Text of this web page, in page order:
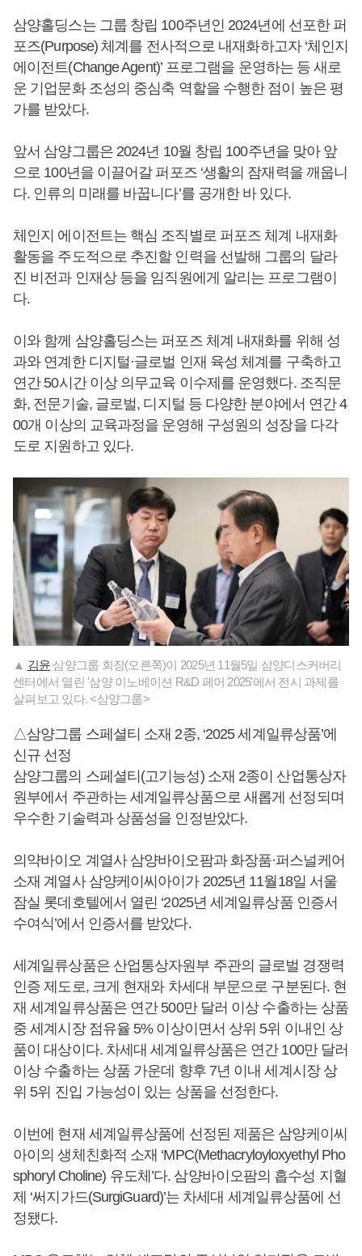
삼양홀딩스는 그룹 창립 100주년인 2024년에 선포한 퍼
포즈(Purpose) 체계를 전사적으로 내재화하고자 ‘체인지
에이전트(Change Agent)’ 프로그램을 운영하는 등 새로
운 기업문화 조성의 중심축 역할을 수행한 점이 높은 평
가를 받았다.
앞서 삼양그룹은 2024년 10월 창립 100주년을 맞아 앞
으로 100년을 이끌어갈 퍼포즈 ‘생활의 잠재력을 깨웁니
다. 인류의 미래를 바꿉니다’를 공개한 바 있다.
체인지 에이전트는 핵심 조직별로 퍼포즈 체계 내재화
활동을 주도적으로 추진할 인력을 선발해 그룹의 달라
진 비전과 인재상 등을 임직원에게 알리는 프로그램이
다.
이와 함께 삼양홀딩스는 퍼포즈 체계 내재화를 위해 성
과와 연계한 디지털·글로벌 인재 육성 체계를 구축하고
연간 50시간 이상 의무교육 이수제를 운영했다. 조직문
화, 전문기술, 글로벌, 디지털 등 다양한 분야에서 연간 4
00개 이상의 교육과정을 운영해 구성원의 성장을 다각
도로 지원하고 있다.
▲ 김윤 삼양그룹 회장(오른쪽)이 2025년 11월5일 삼양디스커버리
센터에서 열린 '삼양 이노베이션 R&D 페어 2025'에서 전시 과제를
살펴보고 있다. <삼양그룹>
△삼양그룹 스페셜티 소재 2종, ‘2025 세계일류상품’에
신규 선정
삼양그룹의 스페셜티(고기능성) 소재 2종이 산업통상자
원부에서 주관하는 세계일류상품으로 새롭게 선정되며
우수한 기술력과 상품성을 인정받았다.
의약바이오 계열사 삼양바이오팜과 화장품·퍼스널케어
소재 계열사 삼양케이씨아이가 2025년 11월18일 서울
잠실 롯데호텔에서 열린 ‘2025년 세계일류상품 인증서
수여식’에서 인증서를 받았다.
세계일류상품은 산업통상자원부 주관의 글로벌 경쟁력
인증 제도로, 크게 현재와 차세대 부문으로 구분된다. 현
재 세계일류상품은 연간 500만 달러 이상 수출하는 상품
중 세계시장 점유율 5% 이상이면서 상위 5위 이내인 상
품이 대상이다. 차세대 세계일류상품은 연간 100만 달러
이상 수출하는 상품 가운데 향후 7년 이내 세계시장 상
위 5위 진입 가능성이 있는 상품을 선정한다.
이번에 현재 세계일류상품에 선정된 제품은 삼양케이씨
아이의 생체친화적 소재 ‘MPC(Methacryloyloxyethyl Pho
sphoryl Choline) 유도체’다. 삼양바이오팜의 흡수성 지혈
제 ‘써지가드(SurgiGuard)’는 차세대 세계일류상품에 선
정됐다.